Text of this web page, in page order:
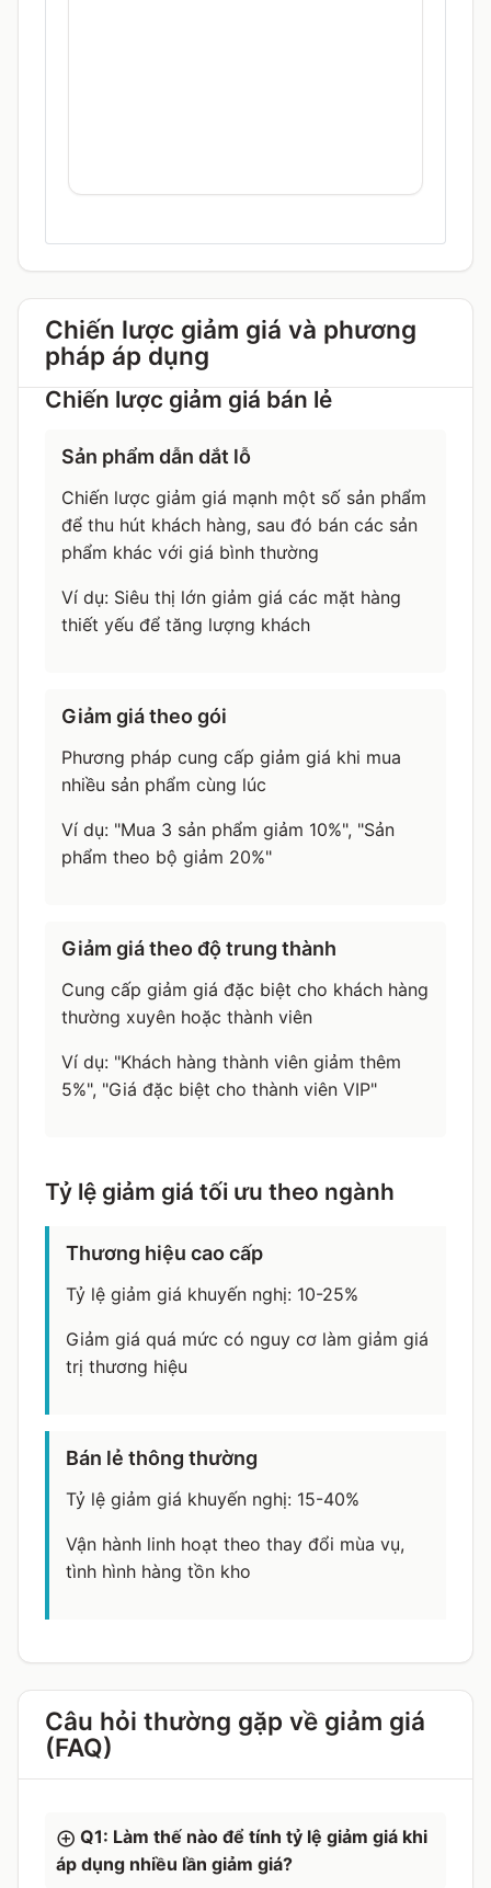
Chiến lược giảm giá và phương
pháp áp dụng
Chiến lược giảm giá bán lẻ
Sản phẩm dẫn dắt lỗ
Chiến lược giảm giá mạnh một số sản phẩm
để thu hút khách hàng, sau đó bán các sản
phẩm khác với giá bình thường
Ví dụ: Siêu thị lớn giảm giá các mặt hàng
thiết yếu để tăng lượng khách
Giảm giá theo gói
Phương pháp cung cấp giảm giá khi mua
nhiều sản phẩm cùng lúc
Ví dụ: "Mua 3 sản phẩm giảm 10%", "Sản
phẩm theo bộ giảm 20%"
Giảm giá theo độ trung thành
Cung cấp giảm giá đặc biệt cho khách hàng
thường xuyên hoặc thành viên
Ví dụ: "Khách hàng thành viên giảm thêm
5%", "Giá đặc biệt cho thành viên VIP"
Tỷ lệ giảm giá tối ưu theo ngành
Thương hiệu cao cấp
Tỷ lệ giảm giá khuyến nghị: 10-25%
Giảm giá quá mức có nguy cơ làm giảm giá
trị thương hiệu
Bán lẻ thông thường
Tỷ lệ giảm giá khuyến nghị: 15-40%
Vận hành linh hoạt theo thay đổi mùa vụ,
tình hình hàng tồn kho
Câu hỏi thường gặp về giảm giá
(FAQ)
Q1: Làm thế nào để tính tỷ lệ giảm giá khi
áp dụng nhiều lần giảm giá?